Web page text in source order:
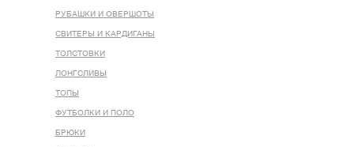
РУБАШКИ И ОВЕРШОТЫ
СВИТЕРЫ И КАРДИГАНЫ
ТОЛСТОВКИ
ЛОНГСЛИВЫ
ТОПЫ
ФУТБОЛКИ И ПОЛО
БРЮКИ